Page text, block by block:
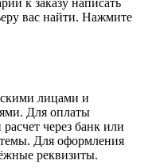
вас найти. Нажмите
лицами и
Для оплаты
через банк или
Для оформления
реквизиты.